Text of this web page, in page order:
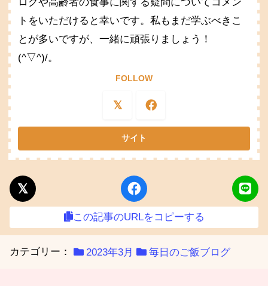
トをいただけると幸いです。私もまだ学ぶべきこ
とが多いですが、一緒に頑張りましょう！
(^▽^)/。
FOLLOW
この記事のURLをコピーする
カテゴリー： 2023年3月 毎日のご飯ブログ